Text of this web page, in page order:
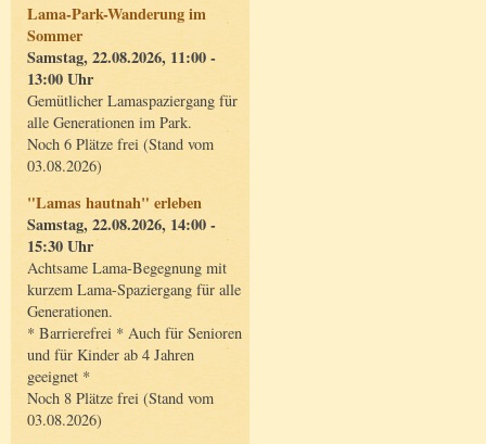
Lama-Park-Wanderung im
Sommer
Samstag, 22.08.2026, 11:00 -
13:00 Uhr
Gemütlicher Lamaspaziergang für
alle Generationen im Park.
Noch 6 Plätze frei (Stand vom
03.08.2026)
"Lamas hautnah" erleben
Samstag, 22.08.2026, 14:00 -
15:30 Uhr
Achtsame Lama-Begegnung mit
kurzem Lama-Spaziergang für alle
Generationen.
* Barrierefrei * Auch für Senioren
und für Kinder ab 4 Jahren
geeignet *
Noch 8 Plätze frei (Stand vom
03.08.2026)